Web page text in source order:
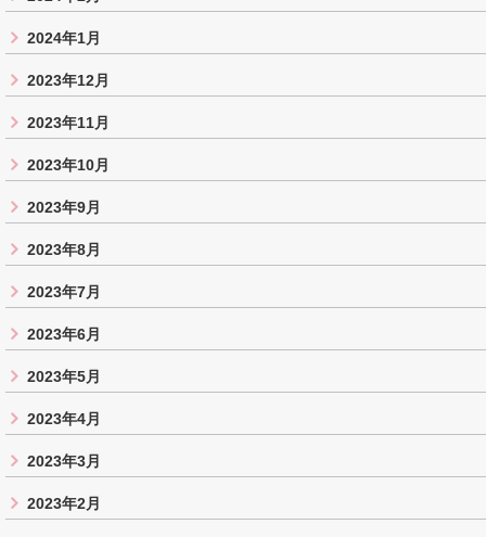
2024年1月
2023年12月
2023年11月
2023年10月
2023年9月
2023年8月
2023年7月
2023年6月
2023年5月
2023年4月
2023年3月
2023年2月